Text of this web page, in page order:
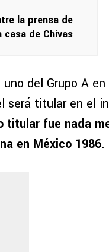
la prensa de
casa de Chivas
del Grupo A en
será titular en el
titular fue nada
en México 1986.